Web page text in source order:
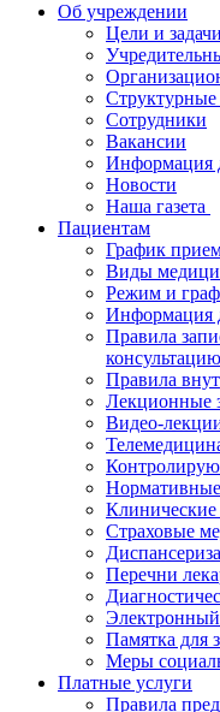
Об учреждении
Цели и задачи
Структурные
Сотрудники
Вакансии
Информация
Новости
​​Наша газета
Пациентам
График
Виды
Режим и
Информация
Правила
Правила
Лекционные
Видео-
Клинические
Страховые
Перечни
Электронный
Памятка для
Меры
Платные услуги
Правила